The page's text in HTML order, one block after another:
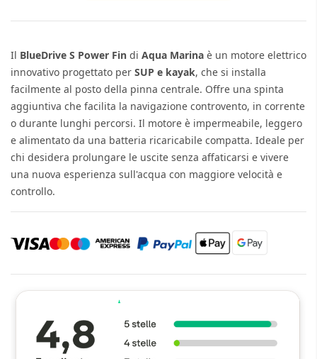
Il BlueDrive S Power Fin di Aqua Marina è un motore elettrico
innovativo progettato per SUP e kayak, che si installa
facilmente al posto della pinna centrale. Offre una spinta
aggiuntiva che facilita la navigazione controvento, in corrente
o durante lunghi percorsi. Il motore è impermeabile, leggero
e alimentato da una batteria ricaricabile compatta. Ideale per
chi desidera prolungare le uscite senza affaticarsi e vivere
una nuova esperienza sull'acqua con maggiore velocità e
controllo.